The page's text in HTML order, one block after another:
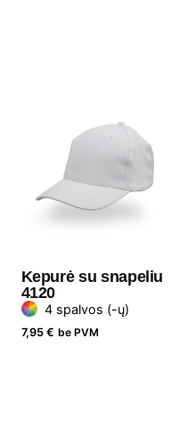
reguliuojamas
medvilnė
Kepurė su snapeliu
4120
4 spalvos (-ų)
7,95 € be PVM